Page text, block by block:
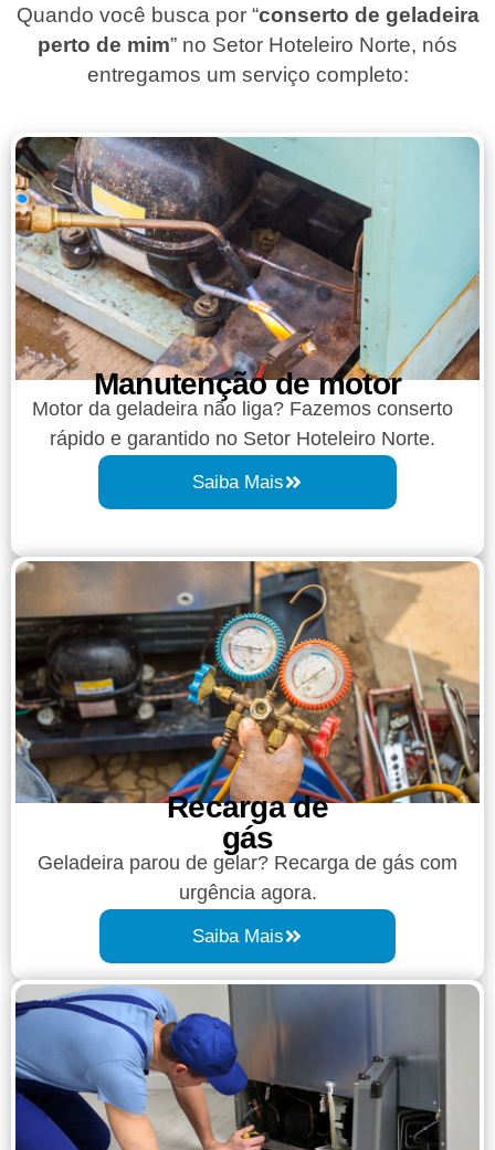
Quando você busca por “conserto de geladeira
perto de mim” no Setor Hoteleiro Norte, nós
entregamos um serviço completo:
Manutenção de motor
Motor da geladeira não liga? Fazemos conserto
rápido e garantido no Setor Hoteleiro Norte.
Saiba Mais
Recarga de
gás
Geladeira parou de gelar? Recarga de gás com
urgência agora.
Saiba Mais